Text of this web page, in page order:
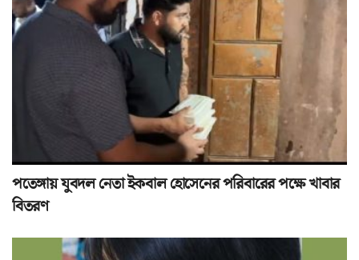
পতেঙ্গায় যুবদল নেতা ইকবাল হোসেনের পরিবারের পক্ষে খাবার
বিতরণ